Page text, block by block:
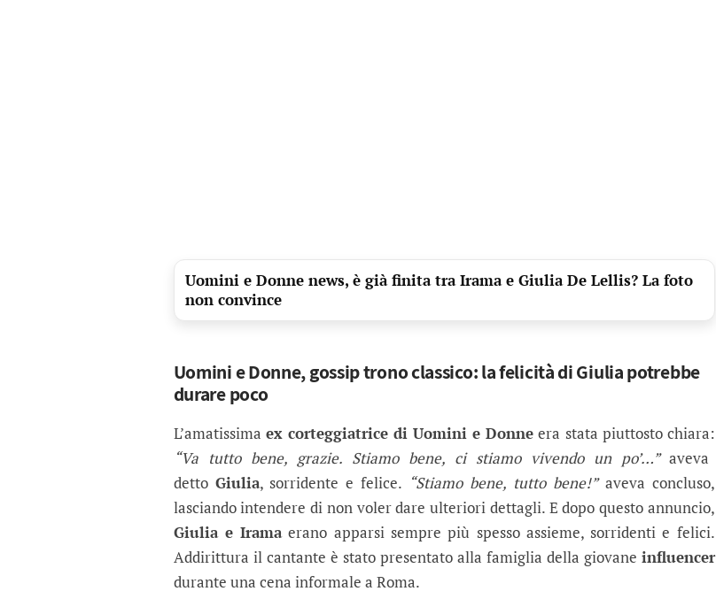
Uomini e Donne news, è già finita tra Irama e Giulia De Lellis? La foto
non convince
Uomini e Donne, gossip trono classico: la felicità di Giulia potrebbe
durare poco
L’amatissima ex corteggiatrice di Uomini e Donne era stata piuttosto chiara:
“Va tutto bene, grazie. Stiamo bene, ci stiamo vivendo un po’…” aveva
detto Giulia, sorridente e felice. “Stiamo bene, tutto bene!”aveva concluso,
lasciando intendere di non voler dare ulteriori dettagli. E dopo questo annuncio,
Giulia e Iramaerano apparsi sempre più spesso assieme, sorridenti e felici.
Addirittura il cantante è stato presentato alla famiglia della giovane influencer
durante una cena informale a Roma.